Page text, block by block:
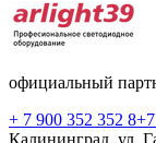
официальный
+ 7 900 352 352 8
Калининград, ул.